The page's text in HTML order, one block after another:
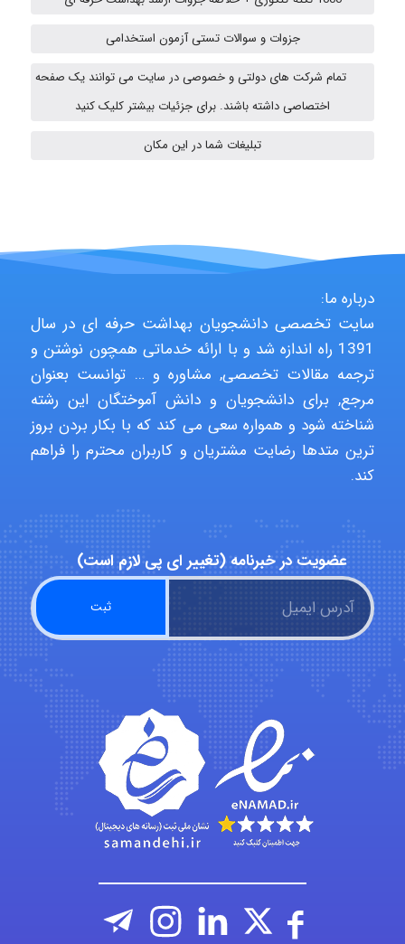
A.balandeh
fatima
fahimeh sheibani
HaddadiMahsa
Niloofar
malekf
abolfazlkoshehe
abolfazlkoshehe
A.balandeh
جزوات و سوالات تستی آزمون استخدامی
تمام شرکت های دولتی و خصوصی در سایت می توانند یک صفحه
اختصاصی داشته باشند. برای جزئیات بیشتر کلیک کنید
تبلیغات شما در این مکان
درباره ما:
سایت تخصصی دانشجویان بهداشت حرفه ای در سال
1391 راه اندازه شد و با ارائه خدماتی همچون نوشتن و
ترجمه مقالات تخصصی, مشاوره و … توانست بعنوان
مرجع, برای دانشجویان و دانش آموختگان این رشته
شناخته شود و همواره سعی می کند که با بکار بردن بروز
ترین متدها رضایت مشتریان و کاربران محترم را فراهم
کند.
عضویت در خبرنامه (تغییر ای پی لازم است)